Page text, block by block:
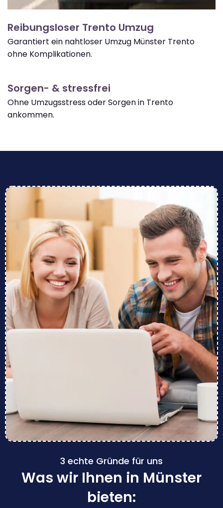
Reibungsloser Trento Umzug
Garantiert ein nahtloser Umzug Münster Trento
ohne Komplikationen.
Sorgen- & stressfrei
Ohne Umzugsstress oder Sorgen in Trento
ankommen.
3 echte Gründe für uns
Was wir Ihnen in Münster
bieten: